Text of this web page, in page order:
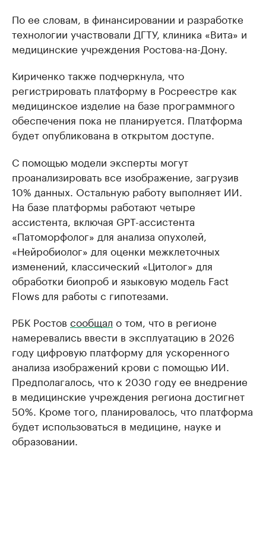
По ее словам, в финансировании и разработке
технологии участвовали ДГТУ, клиника «Вита» и
медицинские учреждения Ростова-на-Дону.
Кириченко также подчеркнула, что
регистрировать платформу в Росреестре как
медицинское изделие на базе программного
обеспечения пока не планируется. Платформа
будет опубликована в открытом доступе.
С помощью модели эксперты могут
проанализировать все изображение, загрузив
10% данных. Остальную работу выполняет ИИ.
На базе платформы работают четыре
ассистента, включая GPT-ассистента
«Патоморфолог» для анализа опухолей,
«Нейробиолог» для оценки межклеточных
изменений, классический «Цитолог» для
обработки биопроб и языковую модель Fact
Flows для работы с гипотезами.
РБК Ростов сообщал о том, что в регионе
намеревались ввести в эксплуатацию в 2026
году цифровую платформу для ускоренного
анализа изображений крови с помощью ИИ.
Предполагалось, что к 2030 году ее внедрение
в медицинские учреждения региона достигнет
50%. Кроме того, планировалось, что платформа
будет использоваться в медицине, науке и
образовании.